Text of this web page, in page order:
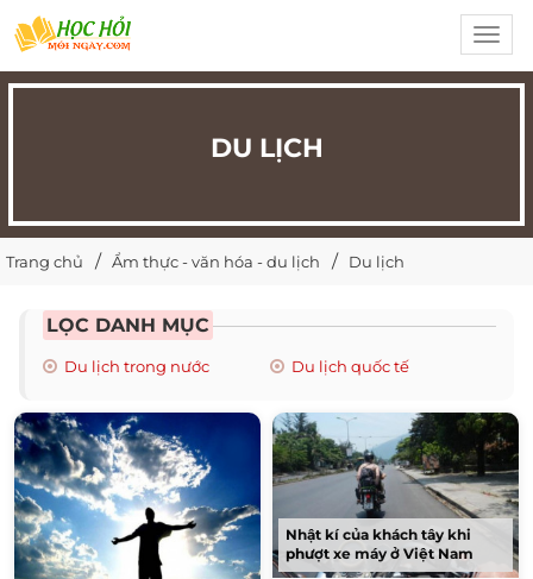
DU LỊCH
Trang chủ Ẩm thực - văn hóa - du lịch Du lịch
LỌC DANH MỤC
Du lịch trong nước Du lịch quốc tế
Nhật kí của khách tây khi
phượt xe máy ở Việt Nam